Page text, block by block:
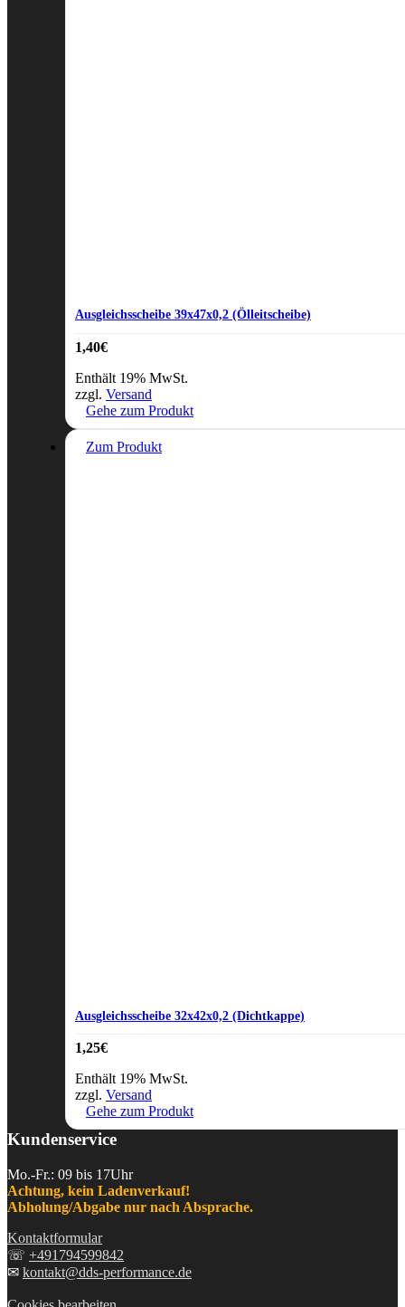
Ausgleichsscheibe 39x47x0,2 (Ölleitscheibe)
1,40€
Enthält 19% MwSt.
zzgl. Versand
Gehe zum Produkt
Zum Produkt
Ausgleichsscheibe 32x42x0,2 (Dichtkappe)
1,25€
Enthält 19% MwSt.
zzgl. Versand
Gehe zum Produkt
Kundenservice
Mo.-Fr.: 09 bis 17Uhr
Achtung, kein Ladenverkauf!
Abholung/Abgabe nur nach Absprache.
Kontaktformular
☏ +491794599842
✉ kontakt@dds-performance.de